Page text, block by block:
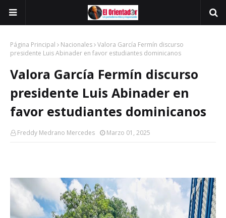
Página Principal Nacionales Valora García Fermín discurso
presidente Luis Abinader en favor estudiantes dominicanos
Valora García Fermín discurso
presidente Luis Abinader en
favor estudiantes dominicanos
Freddy Medrano Mercedes Marzo 01, 2025